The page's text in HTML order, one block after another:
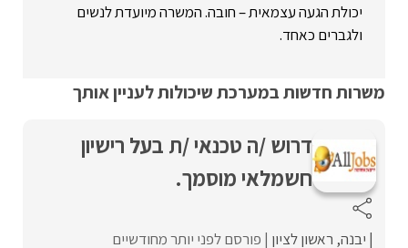
יכולת הגעה עצמאית – חובה. המשרה מיועדת לנשים
ולגברים כאחד.
משרות חדשות במערכת שיכולות לעניין אותך
דרוש /ה טכנאי /ת בעל רישיון
חשמלאי מוסמך.
יבנה ראשון לציון פורסם לפני יותר מחודשיים